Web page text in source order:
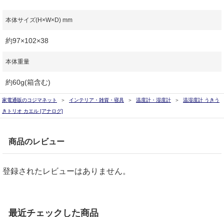
本体サイズ(H×W×D) mm
約97×102×38
本体重量
約60g(箱含む)
家電通販のコジマネット インテリア・雑貨・寝具 温度計・湿度計
温湿度計 うきう
きトリオ カエル [アナログ]
商品のレビュー
登録されたレビューはありません。
最近チェックした商品